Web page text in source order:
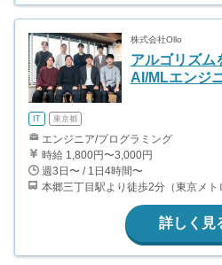
株式会社Ollo
アルゴリズム
AI/MLエンジ
IT 東京都
エンジニア/プログラミング
時給 1,800円〜3,000円
週3日〜 / 1日4時間〜
詳しく見